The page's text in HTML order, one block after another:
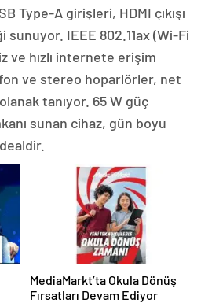
Type-A girişleri, HDMI çıkışı
IEEE 802.11ax (Wi-Fi
ve hızlı internete erişim
ve stereo hoparlörler, net
tanıyor. 65 W güç
sunan cihaz, gün boyu
MediaMarkt’ta Okula Dönüş
Fırsatları Devam Ediyor